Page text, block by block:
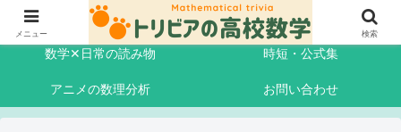
記事一覧 はじめに
数学✕日常の読み物 時短・公式集
アニメの数理分析 お問い合わせ
メニュー 検索